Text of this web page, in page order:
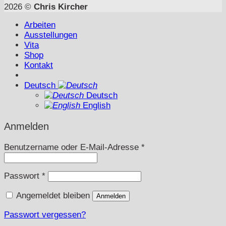
2026 © Chris Kircher
Arbeiten
Ausstellungen
Vita
Shop
Kontakt
Deutsch
Deutsch
English
Anmelden
Benutzername oder E-Mail-Adresse *Erforderlich
Passwort *Erforderlich
Angemeldet bleiben Anmelden
Passwort vergessen?